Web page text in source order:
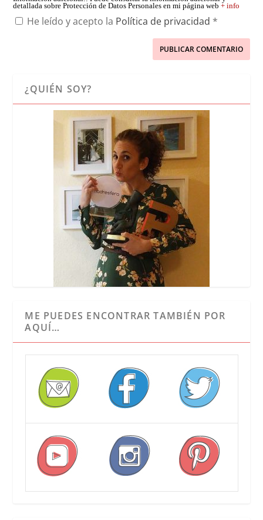
detallada sobre Protección de Datos Personales en mi página web+ info
He leído y acepto la Política de privacidad *
¿QUIÉN SOY?
ME PUEDES ENCONTRAR TAMBIÉN POR
AQUÍ…